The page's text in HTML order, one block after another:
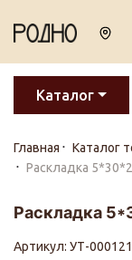
Каталог
Главная Каталог
Раскладка
Раскладка
Артикул: УТ-